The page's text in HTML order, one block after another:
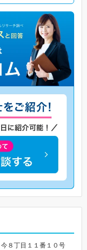
８丁目１１番１０号